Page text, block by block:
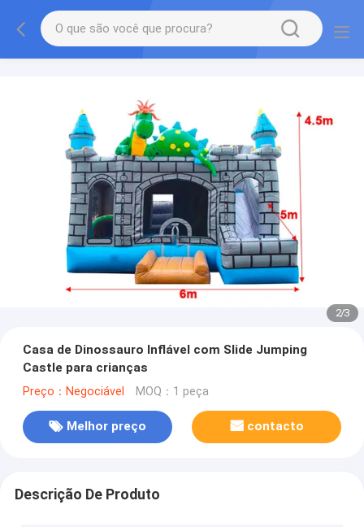
2/3
Casa de Dinossauro Inflável com Slide Jumping
Castle para crianças
Preço：Negociável MOQ：1 peça
Melhor preço contacto
Descrição De Produto